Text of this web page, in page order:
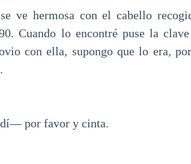
ve hermosa con el cabello
Cuando lo encontré puse la
con ella, supongo que lo era,
por favor y cinta.